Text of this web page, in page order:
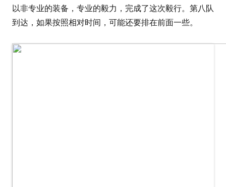
以非专业的装备，专业的毅力，完成了这次毅行。第八队
到达，如果按照相对时间，可能还要排在前面一些。